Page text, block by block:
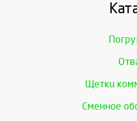
Щетки
Сменное